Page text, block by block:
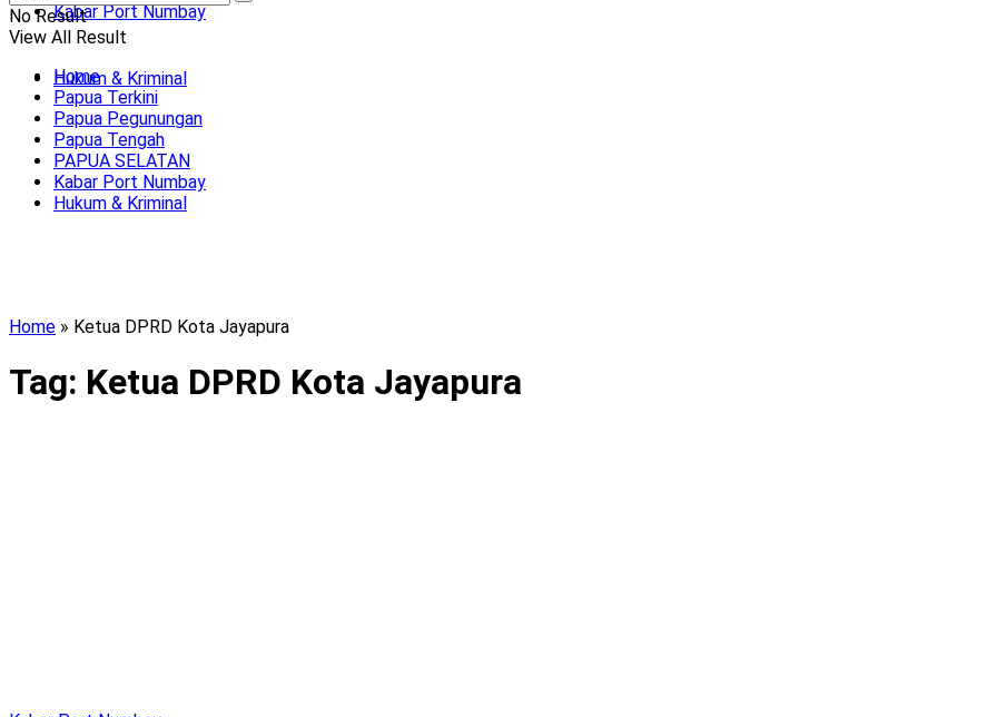
Kabar Port Numbay
Hukum & Kriminal
No Result
View All Result
Home
Papua Terkini
Papua Pegunungan
Papua Tengah
PAPUA SELATAN
Kabar Port Numbay
Hukum & Kriminal
Home » Ketua DPRD Kota Jayapura
Tag: Ketua DPRD Kota Jayapura